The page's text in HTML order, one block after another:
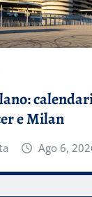
e Milan
Ago 6,